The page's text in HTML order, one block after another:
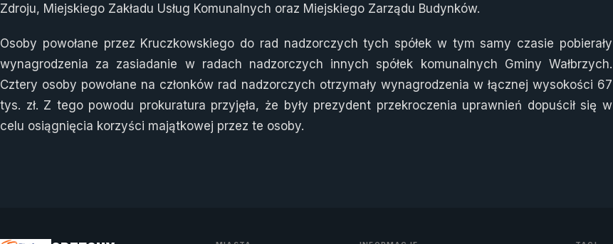
Zdroju, Miejskiego Zakładu Usług Komunalnych oraz Miejskiego Zarządu Budynków.
Osoby powołane przez Kruczkowskiego do rad nadzorczych tych spółek w tym samy czasie pobierały
wynagrodzenia za zasiadanie w radach nadzorczych innych spółek komunalnych Gminy Wałbrzych.
Cztery osoby powołane na członków rad nadzorczych otrzymały wynagrodzenia w łącznej wysokości 67
tys. zł. Z tego powodu prokuratura przyjęła, że były prezydent przekroczenia uprawnień dopuścił się w
celu osiągnięcia korzyści majątkowej przez te osoby.